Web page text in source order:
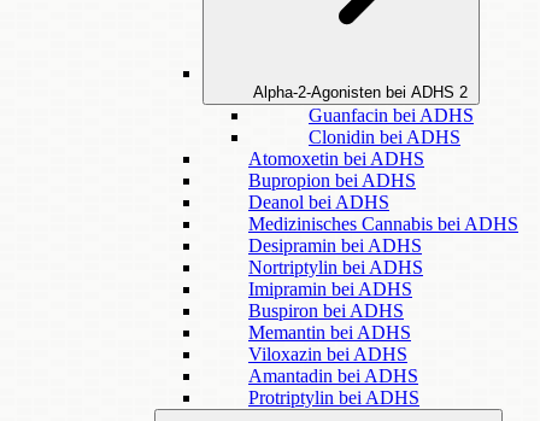
Alpha-2-Agonisten bei ADHS 2
Guanfacin bei ADHS
Clonidin bei ADHS
Atomoxetin bei ADHS
Bupropion bei ADHS
Deanol bei ADHS
Medizinisches Cannabis bei ADHS
Desipramin bei ADHS
Nortriptylin bei ADHS
Imipramin bei ADHS
Buspiron bei ADHS
Memantin bei ADHS
Viloxazin bei ADHS
Amantadin bei ADHS
Protriptylin bei ADHS